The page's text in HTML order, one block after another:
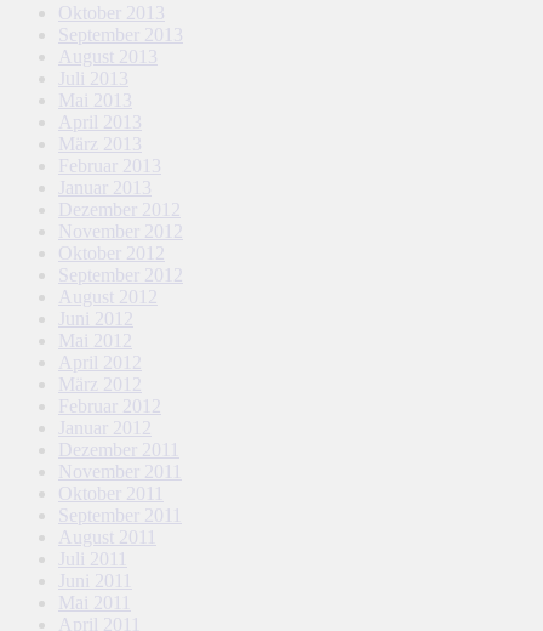
Oktober 2013
September 2013
August 2013
Juli 2013
Mai 2013
April 2013
März 2013
Februar 2013
Januar 2013
Dezember 2012
November 2012
Oktober 2012
September 2012
August 2012
Juni 2012
Mai 2012
April 2012
März 2012
Februar 2012
Januar 2012
Dezember 2011
November 2011
Oktober 2011
September 2011
August 2011
Juli 2011
Juni 2011
Mai 2011
April 2011